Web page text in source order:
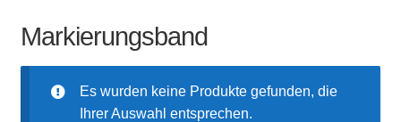
Widerrufsbelehrung
Kontakt
Markierungsband
Es wurden keine Produkte gefunden, die
Ihrer Auswahl entsprechen.